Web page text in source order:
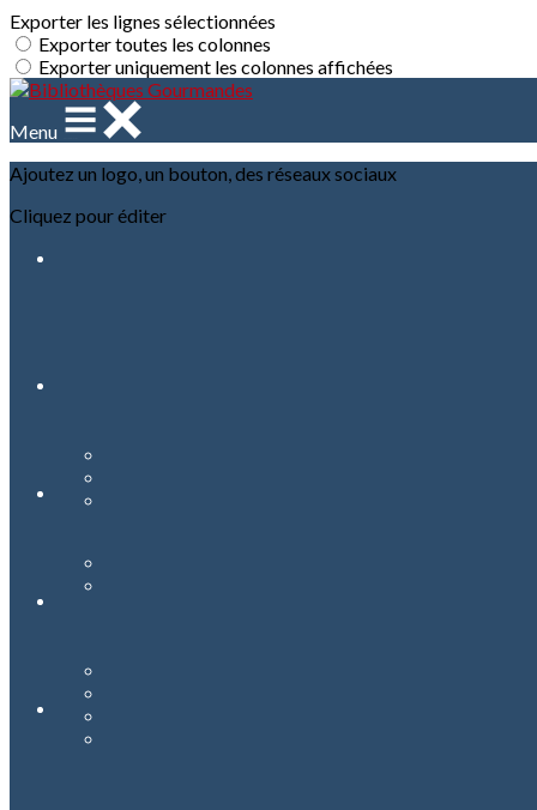
Exporter les lignes sélectionnées
Exporter toutes les colonnes
Exporter uniquement les colonnes affichées
Menu
Ajoutez un logo, un bouton, des réseaux sociaux
Cliquez pour éditer